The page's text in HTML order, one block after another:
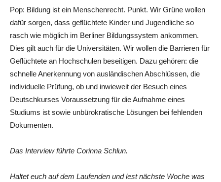
Pop: Bildung ist ein Menschenrecht. Punkt. Wir Grüne wollen
dafür sorgen, dass geflüchtete Kinder und Jugendliche so
rasch wie möglich im Berliner Bildungssystem ankommen.
Dies gilt auch für die Universitäten. Wir wollen die Barrieren für
Geflüchtete an Hochschulen beseitigen. Dazu gehören: die
schnelle Anerkennung von ausländischen Abschlüssen, die
individuelle Prüfung, ob und inwieweit der Besuch eines
Deutschkurses Voraussetzung für die Aufnahme eines
Studiums ist sowie unbürokratische Lösungen bei fehlenden
Dokumenten.
Das Interview führte Corinna Schlun.
Haltet euch auf dem Laufenden und lest nächste Woche was